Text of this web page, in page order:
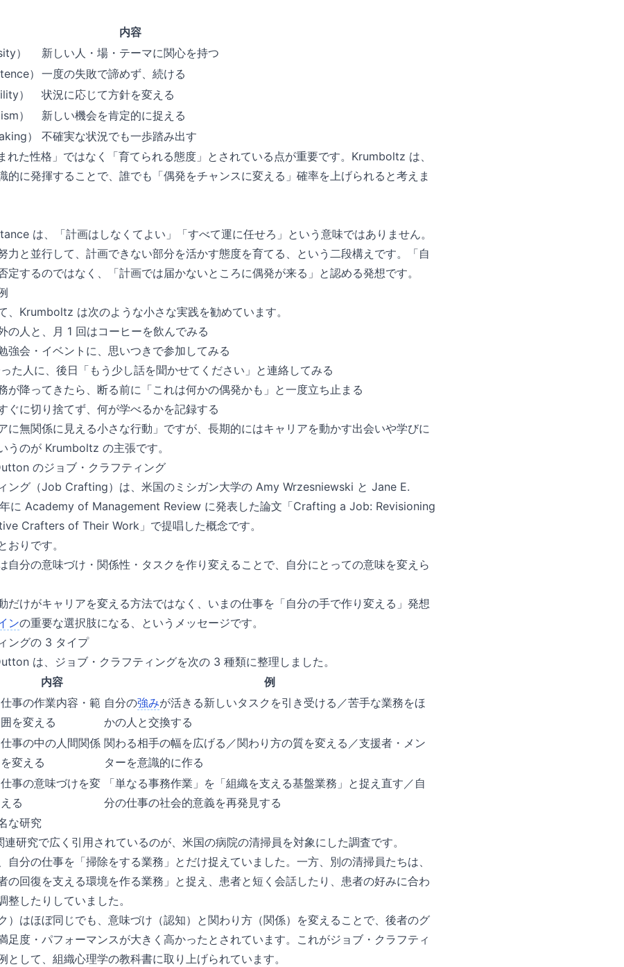
内容
）
新しい人・場・テーマに関心を持つ
） 一度の失敗で諦めず、続ける
）
状況に応じて方針を変える
）
新しい機会を肯定的に捉える
）
不確実な状況でも一歩踏み出す
れた性格」ではなく「育てられる態度」とされている点が重要です。Krumboltz は、
的に発揮することで、誰でも「偶発をチャンスに変える」確率を上げられると考えま
は、「計画はしなくてよい」「すべて運に任せろ」という意味ではありません。
力と並行して、計画できない部分を活かす態度を育てる、という二段構えです。「自
定するのではなく、「計画では届かないところに偶発が来る」と認める発想です。
、Krumboltz は次のような小さな実践を勧めています。
の人と、月 1 回はコーヒーを飲んでみる
強会・イベントに、思いつきで参加してみる
た人に、後日「もう少し話を聞かせてください」と連絡してみる
が降ってきたら、断る前に「これは何かの偶発かも」と一度立ち止まる
ぐに切り捨てず、何が学べるかを記録する
に無関係に見える小さな行動」ですが、長期的にはキャリアを動かす出会いや学びに
うのが Krumboltz の主張です。
のジョブ・クラフティング
ング（Job Crafting）は、米国のミシガン大学の Amy Wrzesniewski と Jane E.
に Academy of Management Review に発表した論文「Crafting a Job: Revisioning
Crafters of Their Work」で提唱した概念です。
おりです。
自分の意味づけ・関係性・タスクを作り変えることで、自分にとっての意味を変えら
だけがキャリアを変える方法ではなく、いまの仕事を「自分の手で作り変える」発想
ンの重要な選択肢になる、というメッセージです。
ングの 3 タイプ
は、ジョブ・クラフティングを次の 3 種類に整理しました。
内容
例
仕事の作業内容・範
囲を変える
自分の強みが活きる新しいタスクを引き受ける／苦手な業務をほ
かの人と交換する
仕事の中の人間関係
を変える
関わる相手の幅を広げる／関わり方の質を変える／支援者・メン
ターを意識的に作る
仕事の意味づけを変
える
「単なる事務作業」を「組織を支える基盤業務」と捉え直す／自
分の仕事の社会的意義を再発見する
な研究
研究で広く引用されているのが、米国の病院の清掃員を対象にした調査です。
自分の仕事を「掃除をする業務」とだけ捉えていました。一方、別の清掃員たちは、
の回復を支える環境を作る業務」と捉え、患者と短く会話したり、患者の好みに合わ
整したりしていました。
）はほぼ同じでも、意味づけ（認知）と関わり方（関係）を変えることで、後者のグ
足度・パフォーマンスが大きく高かったとされています。これがジョブ・クラフティ
として、組織心理学の教科書に取り上げられています。